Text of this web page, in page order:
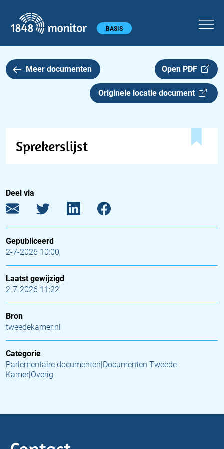
Hoofdmenu BASIS
Meer documenten Open PDF
Originele locatie document
Sprekerslijst
Deel via
Gepubliceerd
2-7-2026 10:00
Laatst gewijzigd
2-7-2026 11:22
Bron
tweedekamer.nl
Categorie
Parlementaire documenten|Documenten Tweede
Kamer|Overig